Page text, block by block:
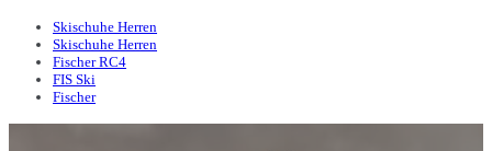
Skischuhe Herren
Skischuhe Herren
Fischer RC4
FIS Ski
Fischer